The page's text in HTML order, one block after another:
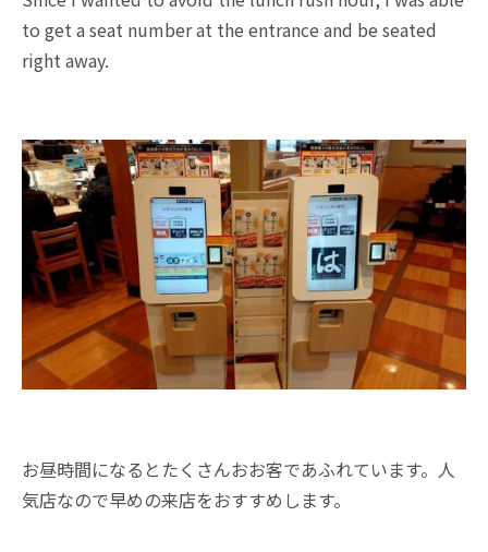
to get a seat number at the entrance and be seated
right away.
お昼時間になるとたくさんおお客であふれています。人
気店なので早めの来店をおすすめします。